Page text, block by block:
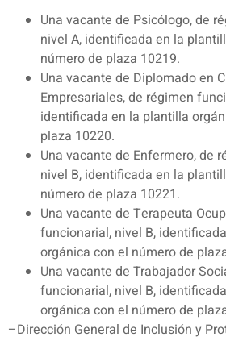
Una vacante de Psicólogo, de
nivel A, identificada en la
número de plaza 10219.
Una vacante de Diplomado en
Empresariales, de régimen
identificada en la plantilla
plaza 10220.
Una vacante de Enfermero, de
nivel B, identificada en la
número de plaza 10221.
Una vacante de Terapeuta
funcionarial, nivel B,
orgánica con el número de
Una vacante de Trabajador
funcionarial, nivel B,
orgánica con el número de
–Dirección General de Inclusión y